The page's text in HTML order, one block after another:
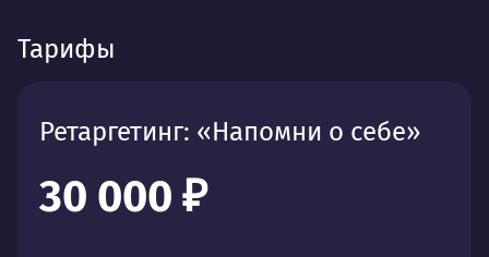
Тарифы
Ретаргетинг: «Напомни о себе»
30 000 ₽